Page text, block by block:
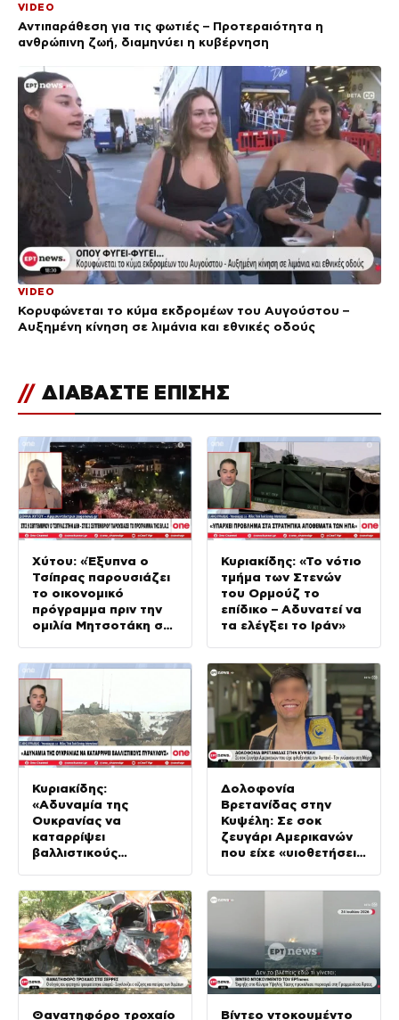
VIDEO
Αντιπαράθεση για τις φωτιές – Προτεραιότητα η
ανθρώπινη ζωή, διαμηνύει η κυβέρνηση
VIDEO
Κορυφώνεται το κύμα εκδρομέων του Αυγούστου –
Αυξημένη κίνηση σε λιμάνια και εθνικές οδούς
// ΔΙΑΒΑΣΤΕ ΕΠΙΣΗΣ
Xύτου: «Έξυπνα ο
Τσίπρας παρουσιάζει
το οικονομικό
πρόγραμμα πριν την
ομιλία Μητσοτάκη στη
Κυριακίδης: «Το νότιο
τμήμα των Στενών
του Ορμούζ το
επίδικο – Αδυνατεί να
τα ελέγξει το Ιράν»
Κυριακίδης:
«Αδυναμία της
Ουκρανίας να
καταρρίψει
βαλλιστικούς
Δολοφονία
Βρετανίδας στην
Κυψέλη: Σε σοκ
ζευγάρι Αμερικανών
που είχε «υιοθετήσει»
Θανατηφόρο τροχαίο
Βίντεο ντοκουμέντο